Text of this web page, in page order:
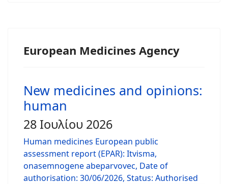
European Medicines Agency
New medicines and opinions:
human
28 Ιουλίου 2026
Human medicines European public
assessment report (EPAR): Itvisma,
onasemnogene abeparvovec, Date of
authorisation: 30/06/2026, Status: Authorised